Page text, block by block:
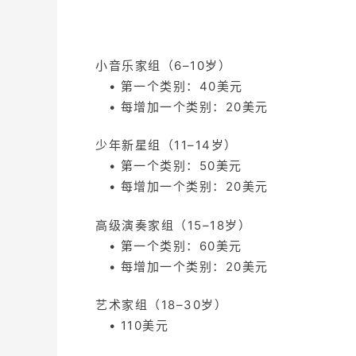
小音乐家组（6–10岁）
• 第一个类别：40美元
• 每增加一个类别：20美元
少年新星组（11–14岁）
• 第一个类别：50美元
• 每增加一个类别：20美元
高级演奏家组（15–18岁）
• 第一个类别：60美元
• 每增加一个类别：20美元
艺术家组（18–30岁）
• 110美元